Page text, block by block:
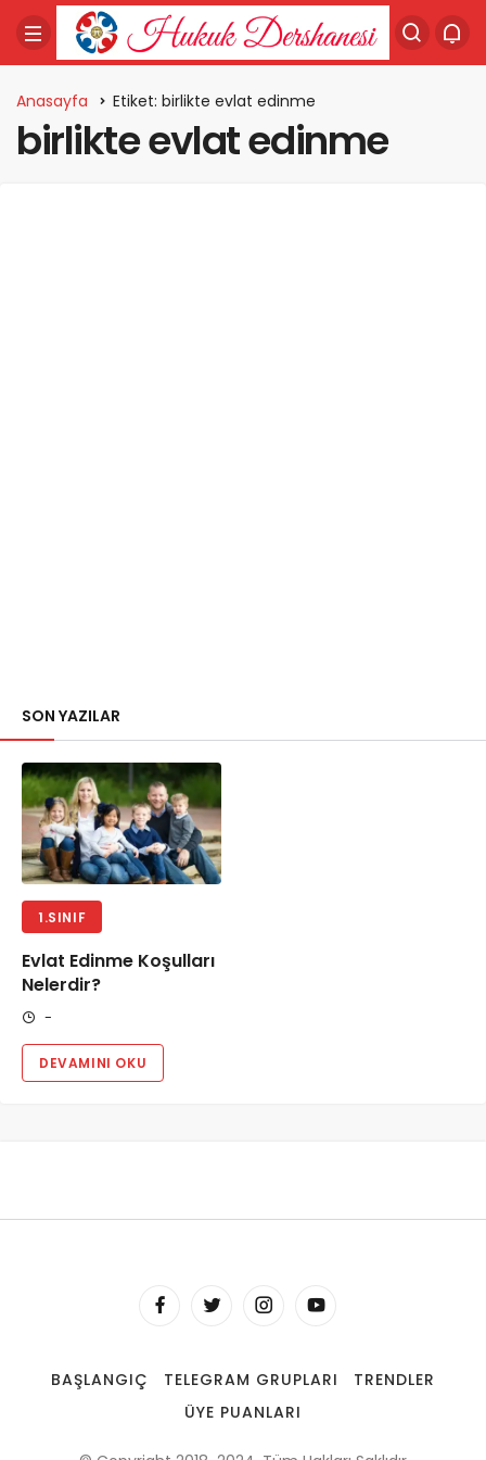
Anasayfa Etiket: birlikte evlat edinme
birlikte evlat edinme
SON YAZILAR
1.SINIF
Evlat Edinme Koşulları
Nelerdir?
-
DEVAMINI OKU
BAŞLANGIÇ TELEGRAM GRUPLARI
TRENDLER
ÜYE PUANLARI